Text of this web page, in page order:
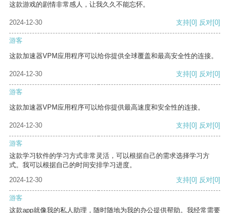
这款游戏的剧情非常感人，让我久久不能忘怀。
2024-12-30 支持[0] 反对[0]
游客
这款加速器VPM应用程序可以给你提供全球覆盖和最高安全性的连接。
2024-12-30 支持[0] 反对[0]
游客
这款加速器VPM应用程序可以给你提供最高速度和安全性的连接。
2024-12-30 支持[0] 反对[0]
游客
这款学习软件的学习方式非常灵活，可以根据自己的需求选择学习方
式。我可以根据自己的时间安排学习进度。
2024-12-30
支持[0] 反对[0]
游客
这款app就像我的私人助理，随时随地为我的办公提供帮助。我经常需要